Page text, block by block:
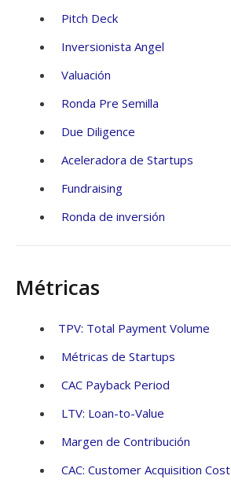
Pitch Deck
Inversionista Angel
Valuación
Ronda Pre Semilla
Due Diligence
Aceleradora de Startups
Fundraising
Ronda de inversión
Métricas
TPV: Total Payment Volume
Métricas de Startups
CAC Payback Period
LTV: Loan-to-Value
Margen de Contribución
CAC: Customer Acquisition Cost